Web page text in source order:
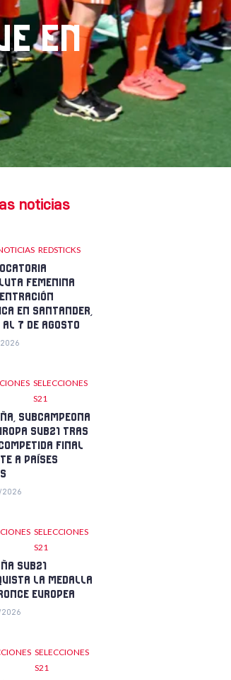
EN
noticias
REDSTICKS
FEMENINA
EN SANTANDER,
AL 7 DE AGOSTO
SELECCIONES
S21
SUBCAMPEONA
SUB21 TRAS
FINAL
A PAÍSES
SELECCIONES
S21
SUB21
LA MEDALLA
EUROPEA
SELECCIONES
S21